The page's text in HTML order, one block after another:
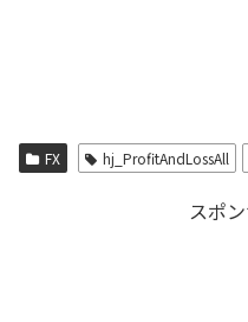
FX hj_ProfitAndLossAll
スポ